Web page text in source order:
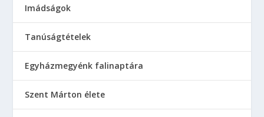
Imádságok
Tanúságtételek
Egyházmegyénk falinaptára
Szent Márton élete